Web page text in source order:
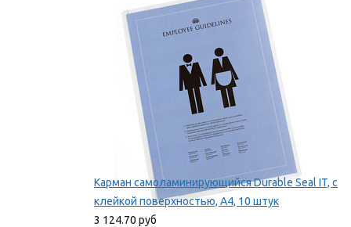
Мы рекомендуем
Карман самоламинирующийся Durable Seal IT, с
клейкой поверхностью, A4, 10 штук
3 124.70 руб